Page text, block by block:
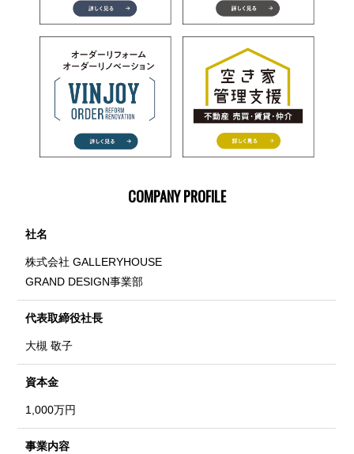
COMPANY PROFILE
社名
株式会社 GALLERYHOUSE
GRAND DESIGN事業部
代表取締役社長
大槻 敬子
資本金
1,000万円
事業内容